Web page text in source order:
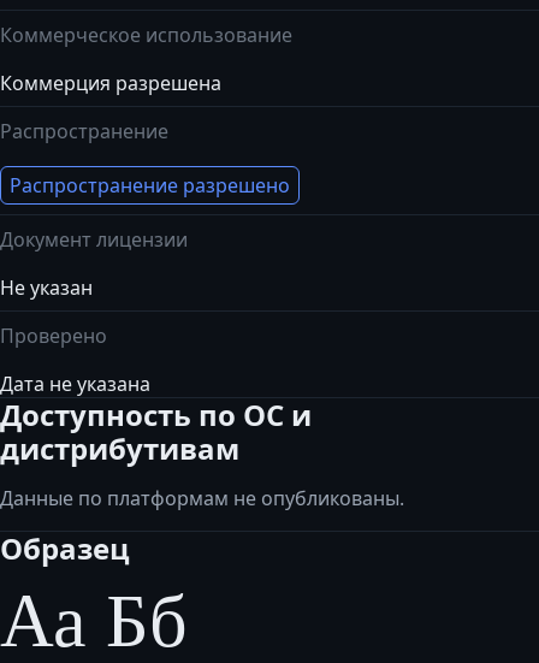
Коммерческое использование
Коммерция разрешена
Распространение
Распространение разрешено
Документ лицензии
Не указан
Проверено
Дата не указана
Доступность по ОС и
дистрибутивам
Данные по платформам не опубликованы.
Образец
Аа Бб